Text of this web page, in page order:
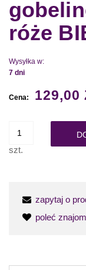
róże
Wysyłka w:
7 dni
Cena: 129,00
szt.
zapytaj o
poleć